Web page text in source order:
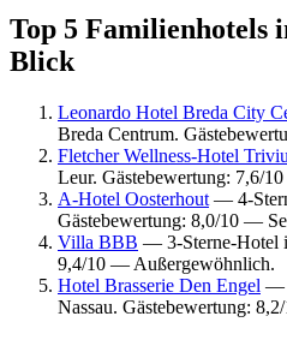
Top 5 Familienhotels
Blick
Leonardo Hotel Breda City
Breda Centrum.
Fletcher Wellness-Hotel
Leur. Gästebewertung: 7,6/
A-Hotel Oosterhout — 4-
Gästebewertung: 8,0/10 —
Villa BBB — 3-Sterne-Hotel
9,4/10 — Außergewöhnlich.
Hotel Brasserie Den Engel —
Nassau. Gästebewertung: